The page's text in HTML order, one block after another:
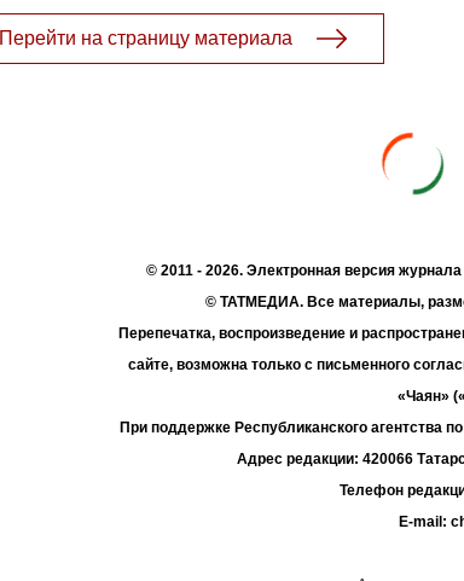
Перейти на страницу материала
© 2011 - 2026. Электронная версия
© ТАТМЕДИА. Все материалы,
Перепечатка, воспроизведение и
сайте, возможна только с письменного
«Чаян»
При поддержке Республиканского агентства
Адрес редакции: 420066
Телефон
E-mail: